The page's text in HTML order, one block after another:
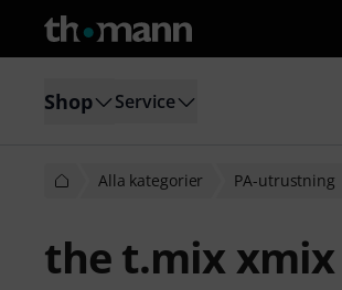
Shop Service
Alla kategorier PA-utrustning
the t.mix xmix